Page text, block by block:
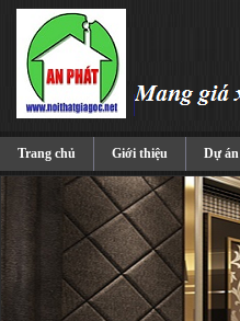
Trang chủ Giới thiệu Dự án